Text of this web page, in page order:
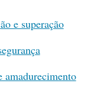
e superação
amadurecimento